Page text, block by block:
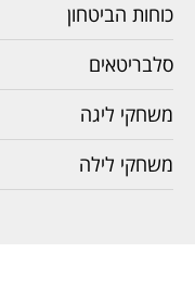
כוחות הביטחון
סלבריטאים
משחקי ליגה
משחקי לילה